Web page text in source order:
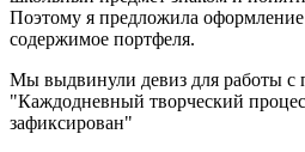
Поэтому я предложила
содержимое портфеля.
Мы выдвинули девиз для работы с
"Каждодневный творческий
зафиксирован"